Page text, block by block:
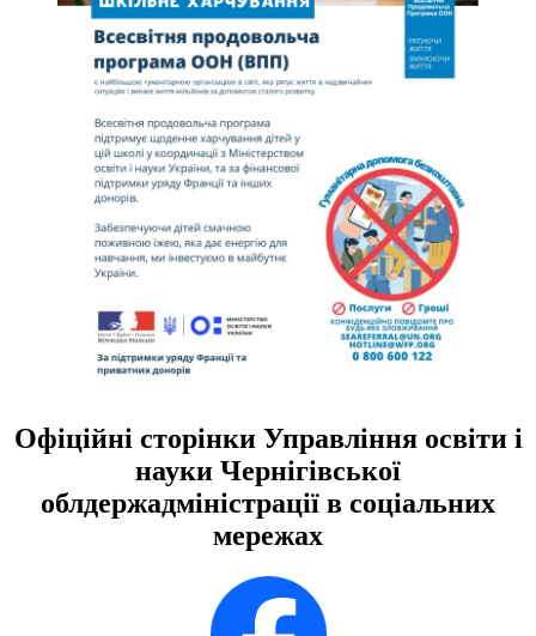
Офіційні сторінки Управління освіти і
науки Чернігівської
облдержадміністрації в соціальних
мережах